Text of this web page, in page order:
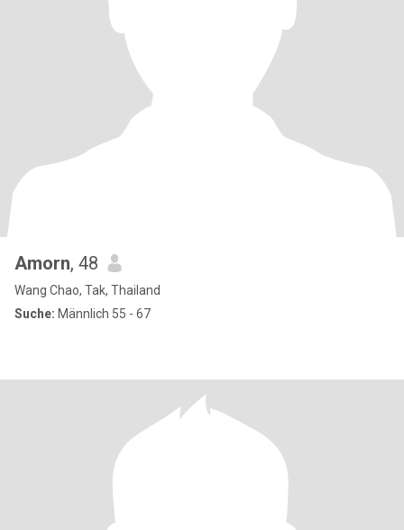
Amorn, 48
Wang Chao, Tak, Thailand
Suche: Männlich 55 - 67